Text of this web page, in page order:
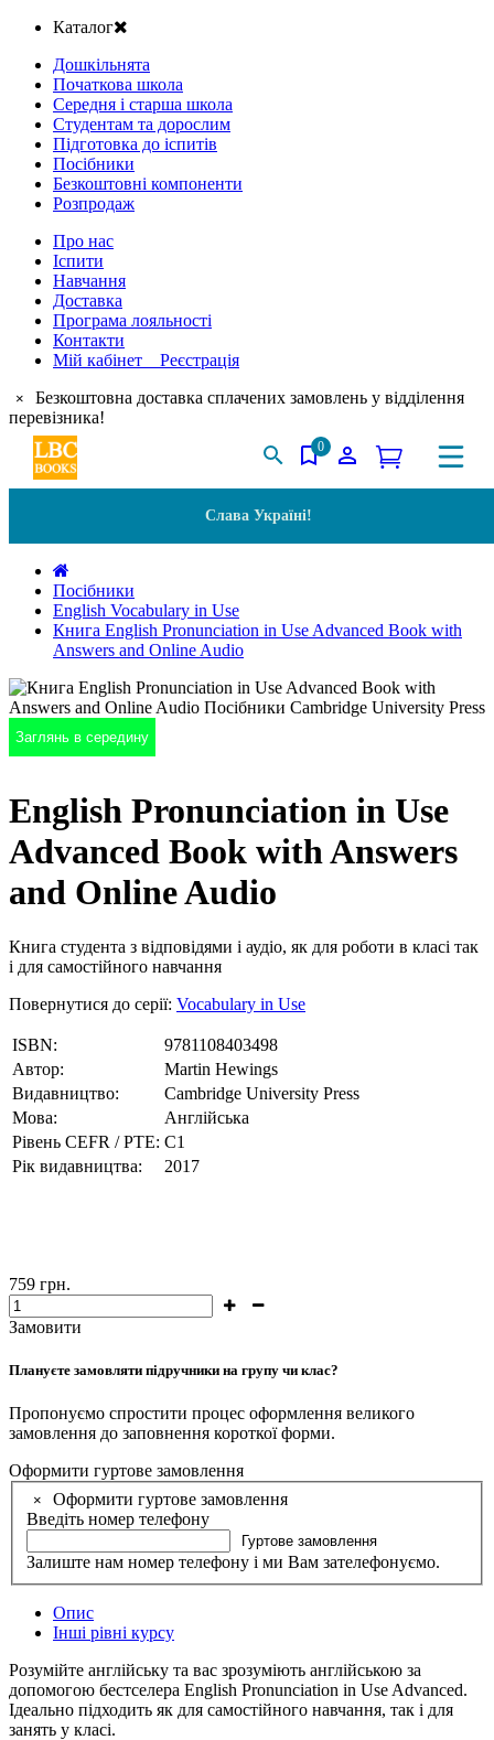
Каталог
Дошкільнята
Початкова школа
Середня і старша школа
Студентам та дорослим
Підготовка до іспитів
Посібники
Безкоштовні компоненти
Розпродаж
Про нас
Іспити
Навчання
Доставка
Програма лояльності
Контакти
Мій кабінет Реєстрація
×
Безкоштовна доставка сплачених замовлень у відділення
перевізника!
0
Слава Україні!
Посібники
English Vocabulary in Use
Книга English Pronunciation in Use Advanced Book with
Answers and Online Audio
Заглянь в середину
English Pronunciation in Use
Advanced Book with Answers
and Online Audio
Книга студента з відповідями і аудіо, як для роботи в класі так
і для самостійного навчання
Повернутися до серії: Vocabulary in Use
ISBN:
9781108403498
Автор:
Martin Hewings
Видавництво:
Cambridge University Press
Мова:
Англійська
Рівень CEFR / PTE: C1
Рік видавництва:
2017
759 грн.
Замовити
Плануєте замовляти підручники на групу чи клас?
Пропонуємо спростити процес оформлення великого
замовлення до заповнення короткої форми.
Оформити гуртове замовлення
×
Оформити гуртове замовлення
Введіть номер телефону
Гуртове замовлення
Залиште нам номер телефону і ми Вам зателефонуємо.
Опис
Інші рівні курсу
Розумійте англійську та вас зрозуміють англійською за
допомогою бестселера English Pronunciation in Use Advanced.
Ідеально підходить як для самостійного навчання, так і для
занять у класі.